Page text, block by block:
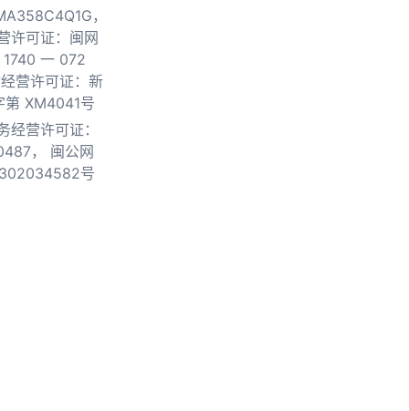
，
许可证：闽网
一 072
营许可证：新
第 XM4041号
经营许可证：
，
闽公网
号